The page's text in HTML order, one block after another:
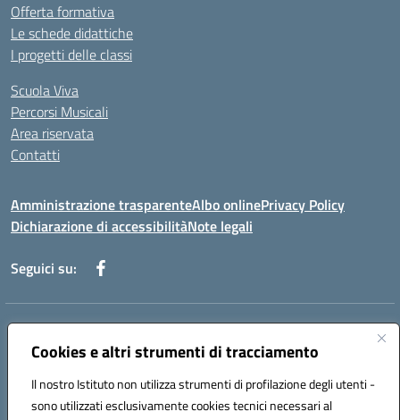
Cookies e altri strumenti di tracciamento
Il nostro Istituto non utilizza strumenti di profilazione degli utenti -
sono utilizzati esclusivamente cookies tecnici necessari al
Offerta formativa
Le schede didattiche
I progetti delle classi
Scuola Viva
Percorsi Musicali
Area riservata
Contatti
Amministrazione trasparenteAlbo onlinePrivacy Policy
Dichiarazione di accessibilitàNote legali
Seguici su:
Indirizzo:
Centralino:089868360 Email:saic857007@istruzione.it
Codice fiscale: 80025860653